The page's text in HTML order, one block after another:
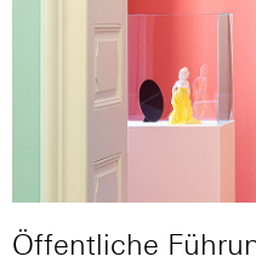
Öffentliche